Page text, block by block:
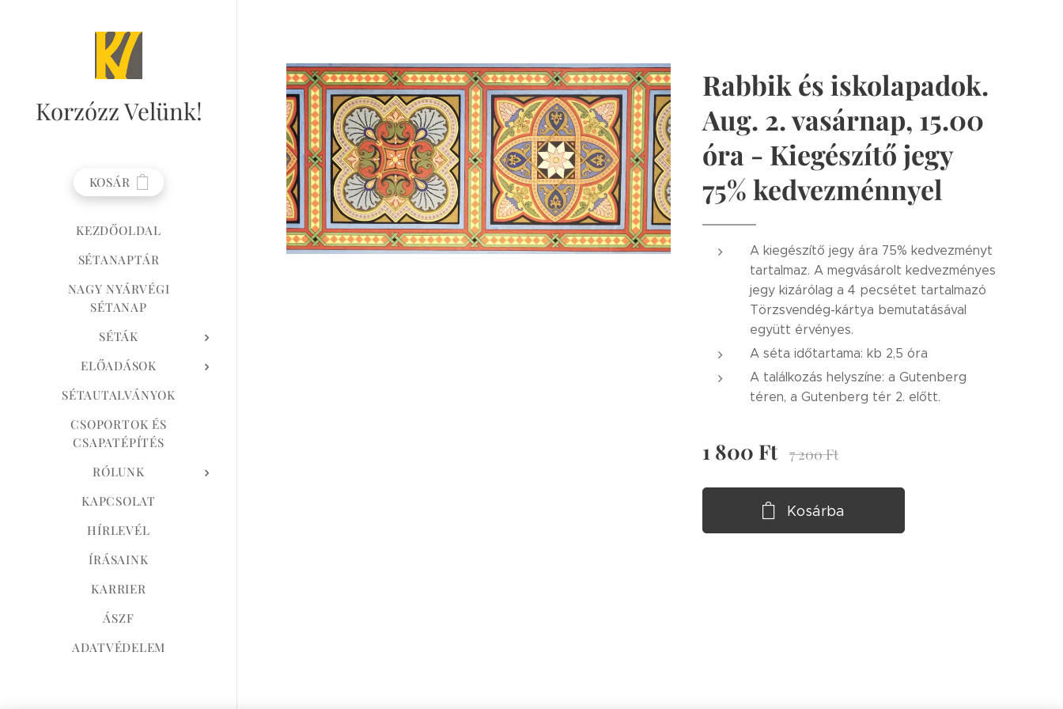
KorzózzVelünk!
KOSÁR
KEZDŐOLDAL
SÉTANAPTÁR
NAGY NYÁRVÉGI
SÉTANAP
SÉTÁK
ELŐADÁSOK
SÉTAUTALVÁNYOK
CSOPORTOK ÉS
CSAPATÉPÍTÉS
RÓLUNK
KAPCSOLAT
HÍRLEVÉL
ÍRÁSAINK
KARRIER
ÁSZF
ADATVÉDELEM
Rabbik és iskolapadok.
Aug. 2. vasárnap, 15.00
óra - Kiegészítő jegy
75% kedvezménnyel
A kiegészítő jegy ára 75% kedvezményt
tartalmaz. A megvásárolt kedvezményes
jegy kizárólag a 4 pecsétet tartalmazó
Törzsvendég-kártya bemutatásával
együtt érvényes.
A séta időtartama: kb 2,5 óra
A találkozás helyszíne: a Gutenberg
téren, a Gutenberg tér 2. előtt.
1 800 Ft 7 200Ft
Kosárba